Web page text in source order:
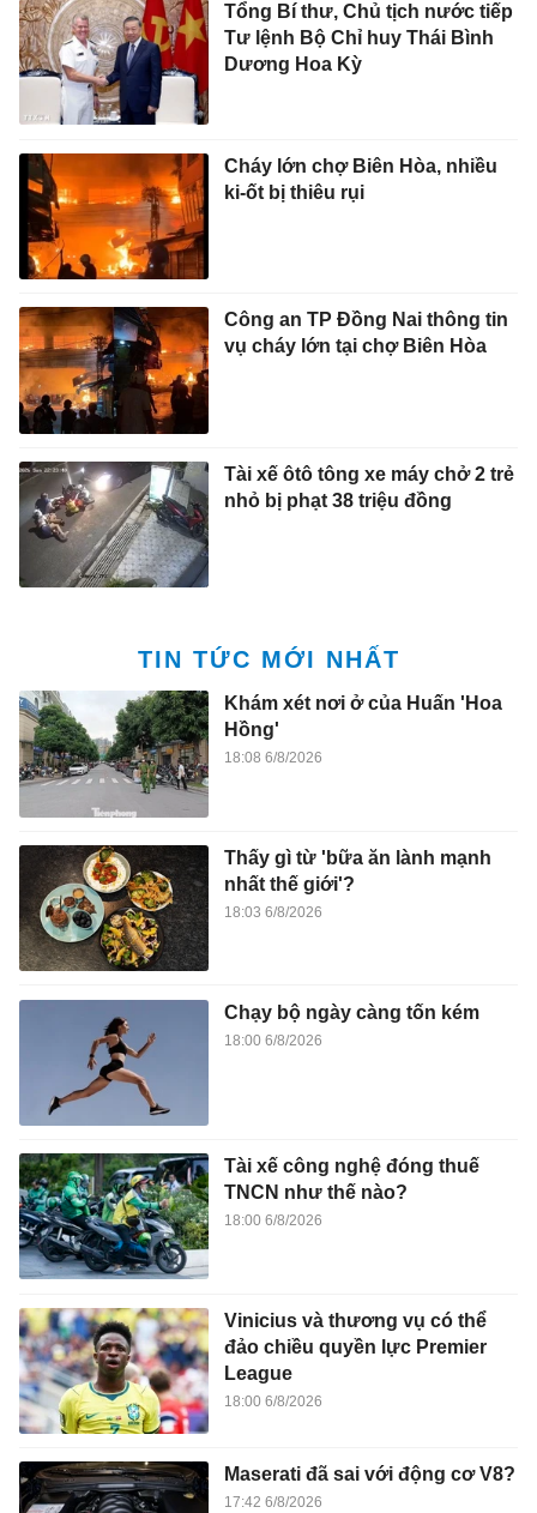
Tổng Bí thư, Chủ tịch nước tiếp
Tư lệnh Bộ Chỉ huy Thái Bình
Dương Hoa Kỳ
Cháy lớn chợ Biên Hòa, nhiều
ki-ốt bị thiêu rụi
Công an TP Đồng Nai thông tin
vụ cháy lớn tại chợ Biên Hòa
Tài xế ôtô tông xe máy chở 2 trẻ
nhỏ bị phạt 38 triệu đồng
TIN TỨC MỚI NHẤT
Khám xét nơi ở của Huấn 'Hoa
Hồng'
18:08 6/8/2026
Thấy gì từ 'bữa ăn lành mạnh
nhất thế giới'?
18:03 6/8/2026
Chạy bộ ngày càng tốn kém
18:00 6/8/2026
Tài xế công nghệ đóng thuế
TNCN như thế nào?
18:00 6/8/2026
Vinicius và thương vụ có thể
đảo chiều quyền lực Premier
League
18:00 6/8/2026
Maserati đã sai với động cơ V8?
17:42 6/8/2026